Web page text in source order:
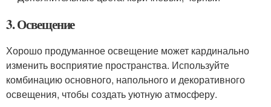
3. Освещение
Хорошо продуманное освещение может кардинально
изменить восприятие пространства. Используйте
комбинацию основного, напольного и декоративного
освещения, чтобы создать уютную атмосферу.